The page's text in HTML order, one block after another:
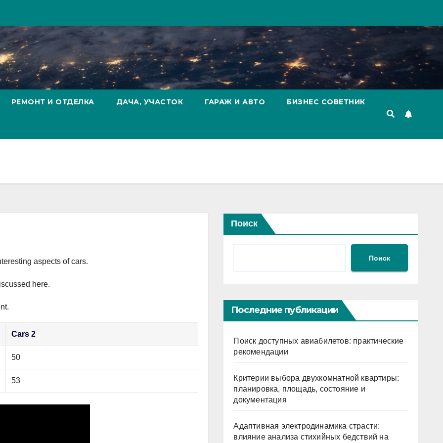
РЕМОНТ И ОТДЕЛКА ДАЧА, УЧАСТОК ГАРАЖ И АВТО БИЗНЕС СОВЕТНИК
aspects of cars.
here.
Cars 2
50
53
Поиск
Поиск
Последние публикации
Поиск доступных авиабилетов: практические
рекомендации
Критерии выбора двухкомнатной квартиры:
планировка, площадь, состояние и
документация
Адаптивная электродинамика страсти:
влияние анализа стихийных бедствий на